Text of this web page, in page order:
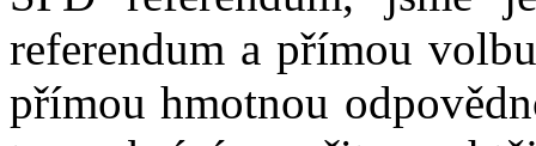
referendum a přímou
přímou hmotnou